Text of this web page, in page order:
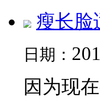
瘦长脸
日期：
因为现